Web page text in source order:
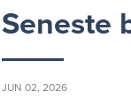
Seneste
JUN 02, 2026